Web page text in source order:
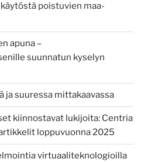
poistuvien maa-
apuna –
suunnatun kyselyn
ja suuressa mittakaavassa
kiinnostavat lukijoita: Centria
loppuvuonna 2025
virtuaaliteknologioilla